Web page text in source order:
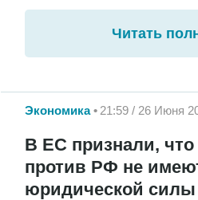
Читать
Экономика 21:59 / 26 Июня
В ЕС признали, что
против РФ не
юридической силы